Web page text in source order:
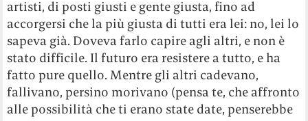
artisti, di posti giusti e gente giusta, fino ad
accorgersi che la più giusta di tutti era lei: no, lei lo
sapeva già. Doveva farlo capire agli altri, e non è
stato difficile. Il futuro era resistere a tutto, e ha
fatto pure quello. Mentre gli altri cadevano,
fallivano, persino morivano (pensa te, che affronto
alle possibilità che ti erano state date, penserebbe